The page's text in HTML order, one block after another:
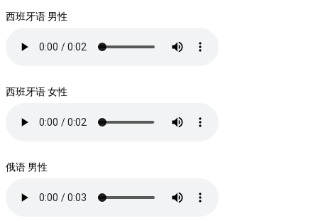
西班牙语 男性
西班牙语 女性
俄语 男性